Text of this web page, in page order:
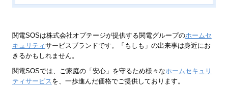
関電SOSは株式会社オプテージが提供する関電グループのホームセ
キュリティサービスブランドです。「もしも」の出来事は身近にお
きるかもしれません。
関電SOSでは、ご家庭の「安心」を守るため様々なホームセキュリ
ティサービス を、一歩進んだ価格でご提供しております。